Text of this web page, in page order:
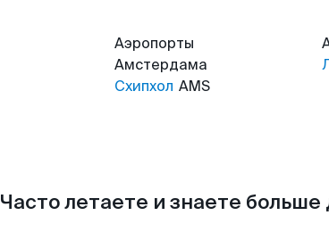
Аэропорты
Амстердама
Схипхол AMS
Часто летаете и знаете